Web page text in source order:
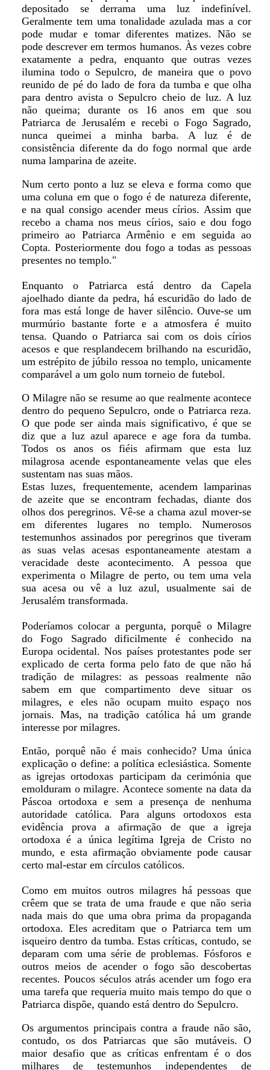
depositado se derrama uma luz indefinível.
Geralmente tem uma tonalidade azulada mas a cor
pode mudar e tomar diferentes matizes. Não se
pode descrever em termos humanos. Às vezes cobre
exatamente a pedra, enquanto que outras vezes
ilumina todo o Sepulcro, de maneira que o povo
reunido de pé do lado de fora da tumba e que olha
para dentro avista o Sepulcro cheio de luz. A luz
não queima; durante os 16 anos em que sou
Patriarca de Jerusalém e recebi o Fogo Sagrado,
nunca queimei a minha barba. A luz é de
consistência diferente da do fogo normal que arde
numa lamparina de azeite.
Num certo ponto a luz se eleva e forma como que
uma coluna em que o fogo é de natureza diferente,
e na qual consigo acender meus círios. Assim que
recebo a chama nos meus círios, saio e dou fogo
primeiro ao Patriarca Armênio e em seguida ao
Copta. Posteriormente dou fogo a todas as pessoas
presentes no templo."
Enquanto o Patriarca está dentro da Capela
ajoelhado diante da pedra, há escuridão do lado de
fora mas está longe de haver silêncio. Ouve-se um
murmúrio bastante forte e a atmosfera é muito
tensa. Quando o Patriarca sai com os dois círios
acesos e que resplandecem brilhando na escuridão,
um estrépito de júbilo ressoa no templo, unicamente
comparável a um golo num torneio de futebol.
O Milagre não se resume ao que realmente acontece
dentro do pequeno Sepulcro, onde o Patriarca reza.
O que pode ser ainda mais significativo, é que se
diz que a luz azul aparece e age fora da tumba.
Todos os anos os fiéis afirmam que esta luz
milagrosa acende espontaneamente velas que eles
sustentam nas suas mãos.
Estas luzes, frequentemente, acendem lamparinas
de azeite que se encontram fechadas, diante dos
olhos dos peregrinos. Vê-se a chama azul mover-se
em diferentes lugares no templo. Numerosos
testemunhos assinados por peregrinos que tiveram
as suas velas acesas espontaneamente atestam a
veracidade deste acontecimento. A pessoa que
experimenta o Milagre de perto, ou tem uma vela
sua acesa ou vê a luz azul, usualmente sai de
Jerusalém transformada.
Poderíamos colocar a pergunta, porquê o Milagre
do Fogo Sagrado dificilmente é conhecido na
Europa ocidental. Nos países protestantes pode ser
explicado de certa forma pelo fato de que não há
tradição de milagres: as pessoas realmente não
sabem em que compartimento deve situar os
milagres, e eles não ocupam muito espaço nos
jornais. Mas, na tradição católica há um grande
interesse por milagres.
Então, porquê não é mais conhecido? Uma única
explicação o define: a política eclesiástica. Somente
as igrejas ortodoxas participam da cerimónia que
emolduram o milagre. Acontece somente na data da
Páscoa ortodoxa e sem a presença de nenhuma
autoridade católica. Para alguns ortodoxos esta
evidência prova a afirmação de que a igreja
ortodoxa é a única legítima Igreja de Cristo no
mundo, e esta afirmação obviamente pode causar
certo mal-estar em círculos católicos.
Como em muitos outros milagres há pessoas que
crêem que se trata de uma fraude e que não seria
nada mais do que uma obra prima da propaganda
ortodoxa. Eles acreditam que o Patriarca tem um
isqueiro dentro da tumba. Estas críticas, contudo, se
deparam com uma série de problemas. Fósforos e
outros meios de acender o fogo são descobertas
recentes. Poucos séculos atrás acender um fogo era
uma tarefa que requeria muito mais tempo do que o
Patriarca dispõe, quando está dentro do Sepulcro.
Os argumentos principais contra a fraude não são,
contudo, os dos Patriarcas que são mutáveis. O
maior desafio que as críticas enfrentam é o dos
milhares de testemunhos independentes de